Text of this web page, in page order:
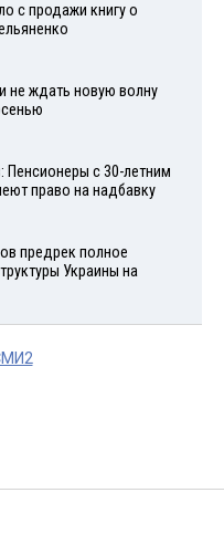
с продажи книгу о
не ждать новую волну
Пенсионеры с 30-летним
право на надбавку
предрек полное
Украины на